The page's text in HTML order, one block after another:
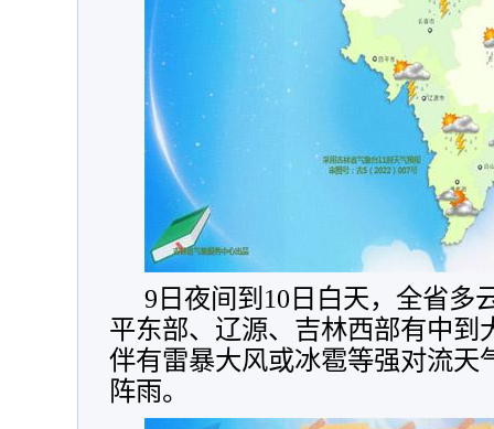
9日夜间到10日白天，全省多
平东部、辽源、吉林西部有中到
伴有雷暴大风或冰雹等强对流天
阵雨。